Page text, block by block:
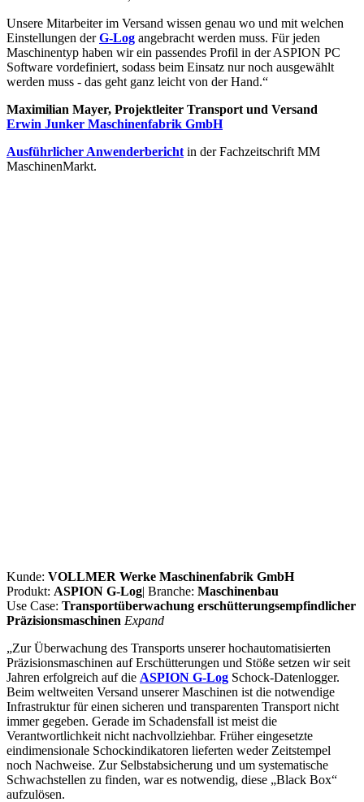
Unsere Mitarbeiter im Versand wissen genau wo und mit welchen
Einstellungen derG-Log angebracht werden muss. Für jeden
Maschinentyp haben wir ein passendes Profil in der ASPION PC
Software vordefiniert, sodass beim Einsatz nur noch ausgewählt
werden muss - das geht ganz leicht von der Hand.“
Maximilian Mayer, Projektleiter Transport und Versand
Erwin Junker Maschinenfabrik GmbH
Ausführlicher Anwenderbericht in der Fachzeitschrift MM
MaschinenMarkt.
Kunde: VOLLMER Werke Maschinenfabrik GmbH
Produkt: ASPION G-Log| Branche: Maschinenbau
Use Case: Transportüberwachung erschütterungsempfindlicher
Präzisionsmaschinen Expand
„Zur Überwachung des Transports unserer hochautomatisierten
Präzisionsmaschinen auf Erschütterungen und Stöße setzen wir seit
Jahren erfolgreich auf die ASPION G-Log Schock-Datenlogger.
Beim weltweiten Versand unserer Maschinen ist die notwendige
Infrastruktur für einen sicheren und transparenten Transport nicht
immer gegeben. Gerade im Schadensfall ist meist die
Verantwortlichkeit nicht nachvollziehbar. Früher eingesetzte
eindimensionale Schockindikatoren lieferten weder Zeitstempel
noch Nachweise. Zur Selbstabsicherung und um systematische
Schwachstellen zu finden, war es notwendig, diese „Black Box“
aufzulösen.